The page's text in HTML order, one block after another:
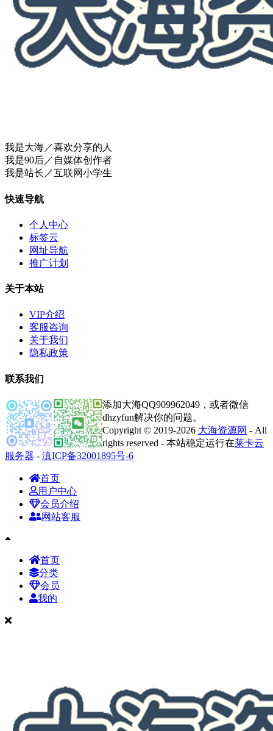
我是大海／喜欢分享的人
我是90后／自媒体创作者
我是站长／互联网小学生
快速导航
个人中心
标签云
网址导航
推广计划
关于本站
VIP介绍
客服咨询
关于我们
隐私政策
联系我们
添加大海QQ909962049，或者微信
dhzyfun解决你的问题。
Copyright © 2019-2026 大海资源网 - All
rights reserved - 本站稳定运行在莱卡云
服务器 - 滇ICP备32001895号-6
首页
用户中心
会员介绍
网站客服
首页
分类
会员
我的